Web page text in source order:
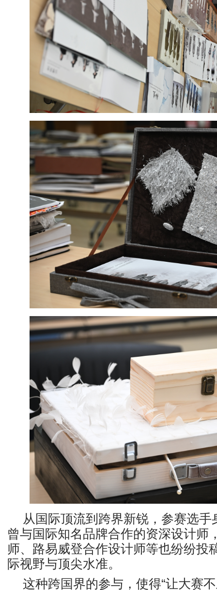
从国际顶流到跨界新锐，参赛选手
曾与国际知名品牌合作的资深设计师
师、路易威登合作设计师等也纷纷投
际视野与顶尖水准。
这种跨国界的参与，使得“让大赛